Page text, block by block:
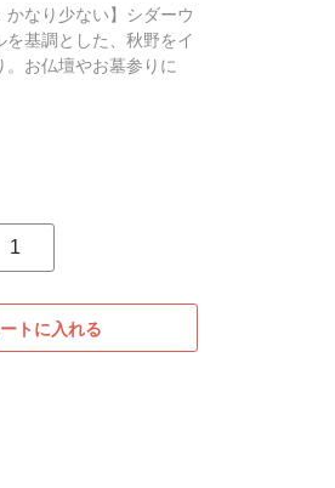
かなり少ない】シダーウ
を基調とした、秋野をイ
。お仏壇やお墓参りに
トに入れる